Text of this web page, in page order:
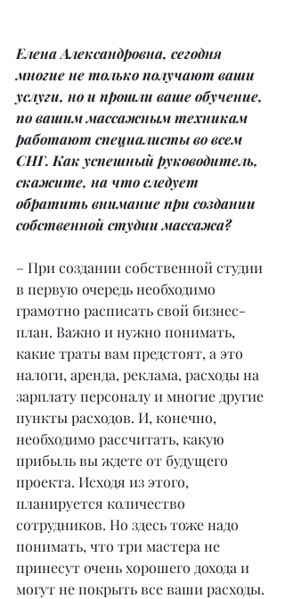
Елена Александровна, сегодня
многие не только получают ваши
услуги, но и прошли ваше обучение,
по вашим массажным техникам
работают специалисты во всем
СНГ. Как успешный руководитель,
скажите, на что следует
обратить внимание при создании
собственной студии массажа?
– При создании собственной студии
в первую очередь необходимо
грамотно расписать свой бизнес-
план. Важно и нужно понимать,
какие траты вам предстоят, а это
налоги, аренда, реклама, расходы на
зарплату персоналу и многие другие
пункты расходов. И, конечно,
необходимо рассчитать, какую
прибыль вы ждете от будущего
проекта. Исходя из этого,
планируется количество
сотрудников. Но здесь тоже надо
понимать, что три мастера не
принесут очень хорошего дохода и
могут не покрыть все ваши расходы.